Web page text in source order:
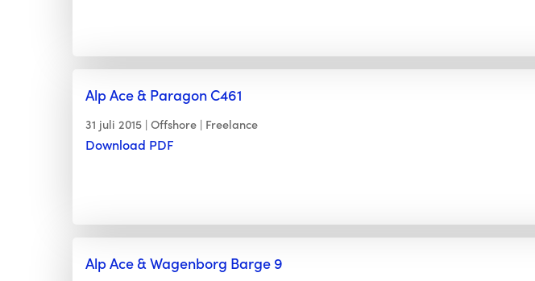
Alp Ace & Paragon C461
31 juli 2015 Offshore Freelance
Download PDF
Alp Ace & Wagenborg Barge 9